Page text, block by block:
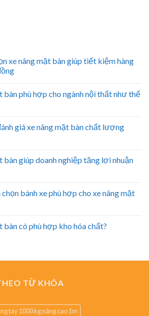
xe nâng mặt bàn giúp tiết kiệm hàng
bàn phù hợp cho ngành nội thất như thế
giá xe nâng mặt bàn chất lượng
bàn giúp doanh nghiệp tăng lợi nhuận
bánh xe phù hợp cho xe nâng mặt
bàn có phù hợp kho hóa chất?
TỪ KHÓA
tay 1000 kg nâng cao 1m